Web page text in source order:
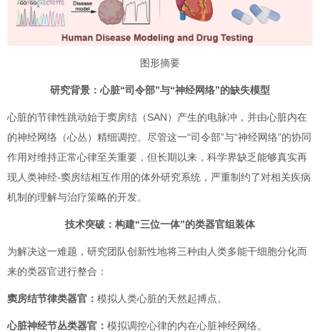
图形摘要
研究背景：心脏“司令部”与“神经网络”的缺失模型
心脏的节律性跳动始于窦房结（SAN）产生的电脉冲，并由心脏内在
的神经网络（心丛）精细调控。尽管这一“司令部”与“神经网络”的协同
作用对维持正常心律至关重要，但长期以来，科学界缺乏能够真实再
现人类神经-窦房结相互作用的体外研究系统，严重制约了对相关疾病
机制的理解与治疗策略的开发。
技术突破：构建“三位一体”的类器官组装体
为解决这一难题，研究团队创新性地将三种由人类多能干细胞分化而
来的类器官进行整合：
窦房结节律类器官： 模拟人类心脏的天然起搏点。
心脏神经节丛类器官： 模拟调控心律的内在心脏神经网络。